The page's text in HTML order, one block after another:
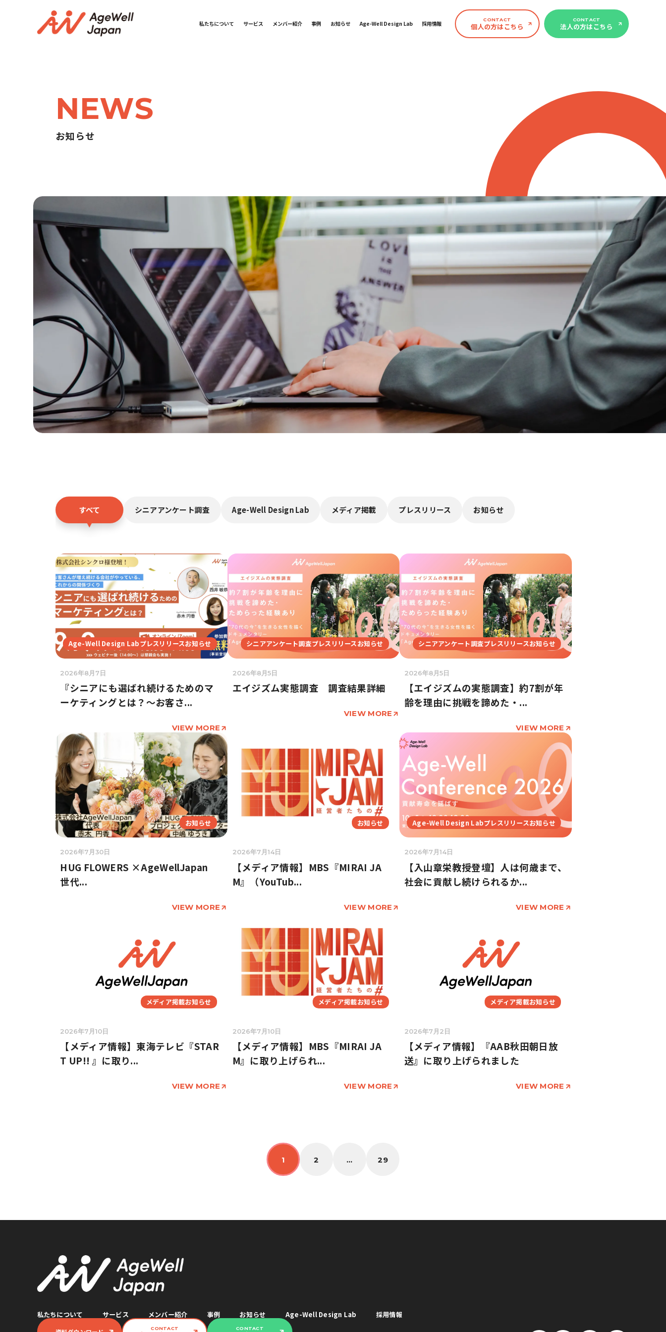
私たちについて サービス メンバー紹介 事例 お知らせ Age-Well Design Lab 採用情報
CONTACT
個人の方はこちら
CONTACT
法人の方はこちら
NEWS
お知らせ
すべて シニアアンケート調査 Age-Well Design Lab メディア掲載 プレスリリース お知らせ
Age-Well Design Labプレスリリースお知らせ
2026年8月7日
『シニアにも選ばれ続けるためのマ
ーケティングとは？〜お客さ...
VIEW MORE
シニアアンケート調査プレスリリースお知らせ
2026年8月5日
エイジズム実態調査 調査結果詳細
VIEW MORE
シニアアンケート調査プレスリリースお知らせ
2026年8月5日
【エイジズムの実態調査】約7割が年
齢を理由に挑戦を諦めた・...
VIEW MORE
お知らせ
2026年7月30日
HUG FLOWERS ×AgeWellJapan
世代...
VIEW MORE
お知らせ
2026年7月14日
【メディア情報】MBS『MIRAI JA
M』（YouTub...
VIEW MORE
Age-Well Design Labプレスリリースお知らせ
2026年7月14日
【入山章栄教授登壇】人は何歳まで、
社会に貢献し続けられるか...
VIEW MORE
メディア掲載お知らせ
2026年7月10日
【メディア情報】東海テレビ『STAR
T UP!! 』に取り...
VIEW MORE
メディア掲載お知らせ
2026年7月10日
【メディア情報】MBS『MIRAI JA
M』に取り上げられ...
VIEW MORE
メディア掲載お知らせ
2026年7月2日
【メディア情報】『AAB秋田朝日放
送』に取り上げられました
VIEW MORE
1 2 … 29
私たちについて サービス メンバー紹介 事例 お知らせ Age-Well Design Lab 採用情報
CONTACT
CONTACT